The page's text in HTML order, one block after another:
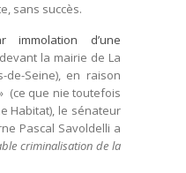
sans succès.
d’une
la mairie de La
de-Seine), en raison
(ce que nie toutefois
Habitat), le sénateur
Pascal Savoldelli a
criminalisation de la